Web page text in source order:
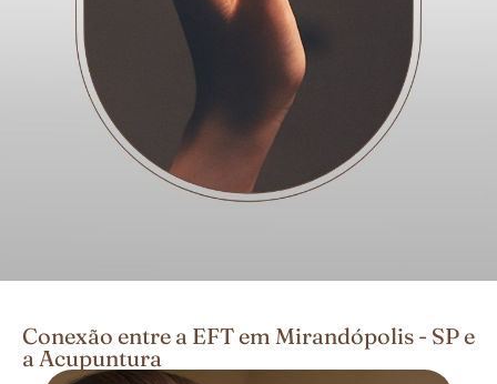
Conexão entre a EFT em Mirandópolis - SP e
a Acupuntura